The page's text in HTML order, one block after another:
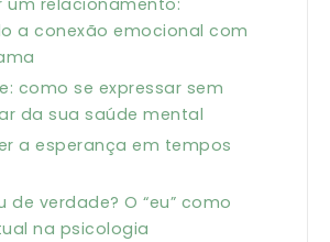
um relacionamento:
a conexão emocional com
como se expressar sem
da sua saúde mental
a esperança em tempos
de verdade? O “eu” como
na psicologia